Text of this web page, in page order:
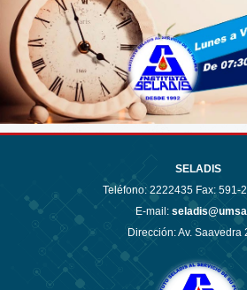
SELADIS
Teléfono: 2222435 Fax: 591-
E-mail:
Dirección: Av. Saavedra